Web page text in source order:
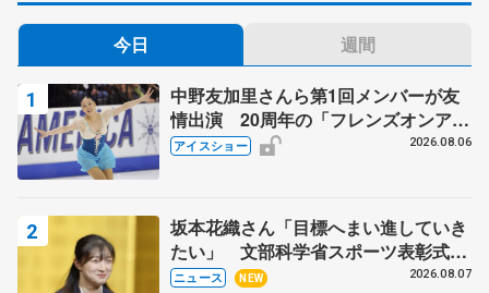
今日 週間
中野友加里さんら第1回メンバーが友
情出演 20周年の「フレンズオンアイ
ス」 宮本賢二さん、有川梨絵さん、
アイスショー 2026.08.06
坂本花織さん「目標へまい進していき
たい」 文部科学省スポーツ表彰式で
代表謝辞
ニュース NEW 2026.08.07